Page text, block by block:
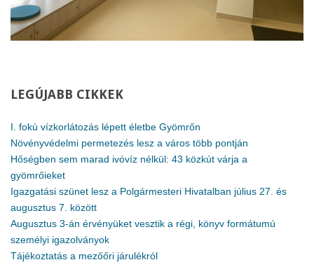
LEGÚJABB CIKKEK
I. fokú vízkorlátozás lépett életbe Gyömrőn
Növényvédelmi permetezés lesz a város több pontján
Hőségben sem marad ivóvíz nélkül: 43 közkút várja a
gyömrőieket
Igazgatási szünet lesz a Polgármesteri Hivatalban július 27. és
augusztus 7. között
Augusztus 3-án érvényüket vesztik a régi, könyv formátumú
személyi igazolványok
Tájékoztatás a mezőőri járulékról